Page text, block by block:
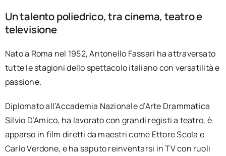
Un talento poliedrico, tra cinema, teatro e
televisione
Nato a Roma nel 1952, Antonello Fassari ha attraversato
tutte le stagioni dello spettacolo italiano con versatilità e
passione.
Diplomato all’Accademia Nazionale d’Arte Drammatica
Silvio D’Amico, ha lavorato con grandi registi a teatro, è
apparso in film diretti da maestri come Ettore Scola e
Carlo Verdone, e ha saputo reinventarsi in TV con ruoli